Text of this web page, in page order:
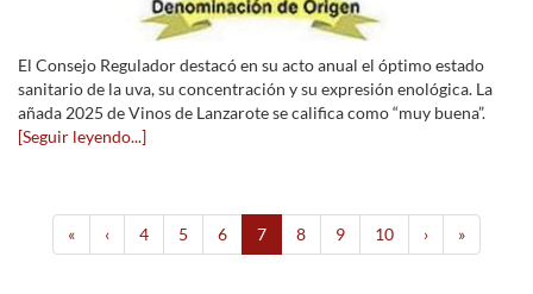
El Consejo Regulador destacó en su acto anual el óptimo estado
sanitario de la uva, su concentración y su expresión enológica. La
añada 2025 de Vinos de Lanzarote se califica como “muy buena”.
[Seguir leyendo...]
« ‹ 4 5 6 7 8 9 10 › »